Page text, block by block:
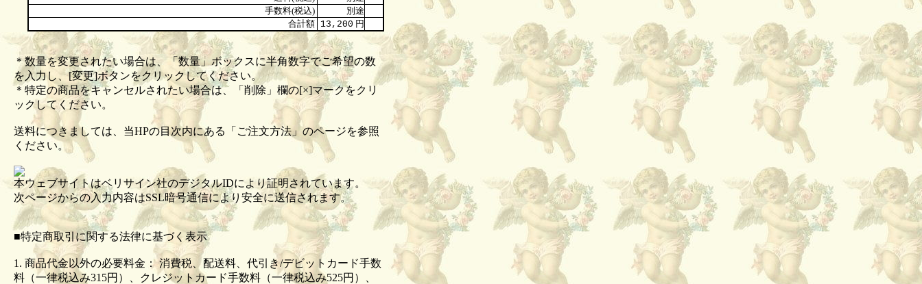
手数料(税込)
別途
合計額 13,200 円
＊数量を変更されたい場合は、「数量」ボックスに半角数字でご希望の数
を入力し、[変更]ボタンをクリックしてください。
＊特定の商品をキャンセルされたい場合は、「削除」欄の[×]マークをクリ
ックしてください。
送料につきましては、当HPの目次内にある「ご注文方法」のページを参照
ください。
本ウェブサイトはベリサイン社のデジタルIDにより証明されています。
次ページからの入力内容はSSL暗号通信により安全に送信されます。
■特定商取引に関する法律に基づく表示
1. 商品代金以外の必要料金： 消費税、配送料、代引き/デビットカード手数
料（一律税込み315円）、クレジットカード手数料（一律税込み525円）、